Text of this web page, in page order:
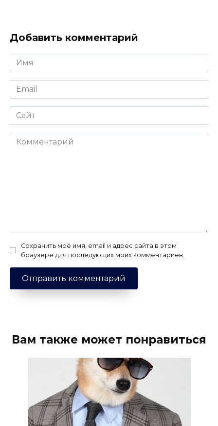
Добавить комментарий
Имя
*
Email
*
Сайт
Комментарий
Сохранить моё имя, email и адрес сайта в этом
браузере для последующих моих комментариев.
Вам также может понравиться